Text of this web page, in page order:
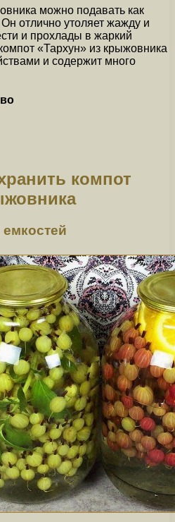
можно подавать как
отлично утоляет жажду и
и прохлады в жаркий
«Тархун» из крыжовника
и содержит много
компот